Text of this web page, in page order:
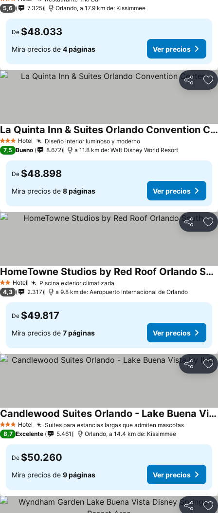
3 Estrellas
5,6 7.325 Orlando, a 17.9 km de: Kissimmee
De $48.033
Mira precios de 4 páginas Ver precios
Compartir
3 Estrellas
Hotel Diseño interior luminoso y modernoVer precios
La Quinta Inn & Suites Orlando Convention Center
Ver precios
7,5 Bueno 8.672 a 11.8 km de: Walt Disney World Resort
De $48.898
Mira precios de 8 páginas Ver precios
Compartir
2 Estrellas
Hotel Piscina exterior climatizada
HomeTowne Studios by Red Roof Orlando South
Ver precios
4,3 2.317 a 9.8 km de: Aeropuerto Internacional de Orlando
De $49.817
Mira precios de 7 páginas Ver precios
Compartir
3 Estrellas
Hotel Suites para estancias largas que admiten mascotasVer
Candlewood Suites Orlando - Lake Buena Vista by IHG
Ver precios
8,7 Excelente 5.461 Orlando, a 14.4 km de: Kissimmee
De $50.260
Mira precios de 9 páginas Ver precios
Compartir